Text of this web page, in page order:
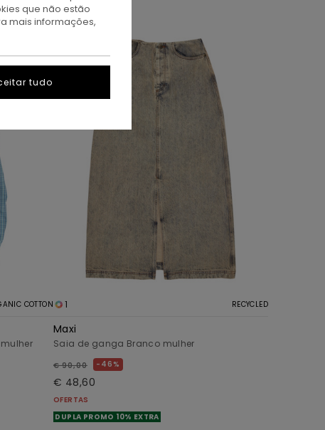
COTTON 1 RECYCLED
Maxi
Saia de ganga Branco mulher
€ 90,00 46%
€ 48,60
OFERTAS
DUPLA PROMO 10% EXTRA
que não estão
mais informações,
tudo